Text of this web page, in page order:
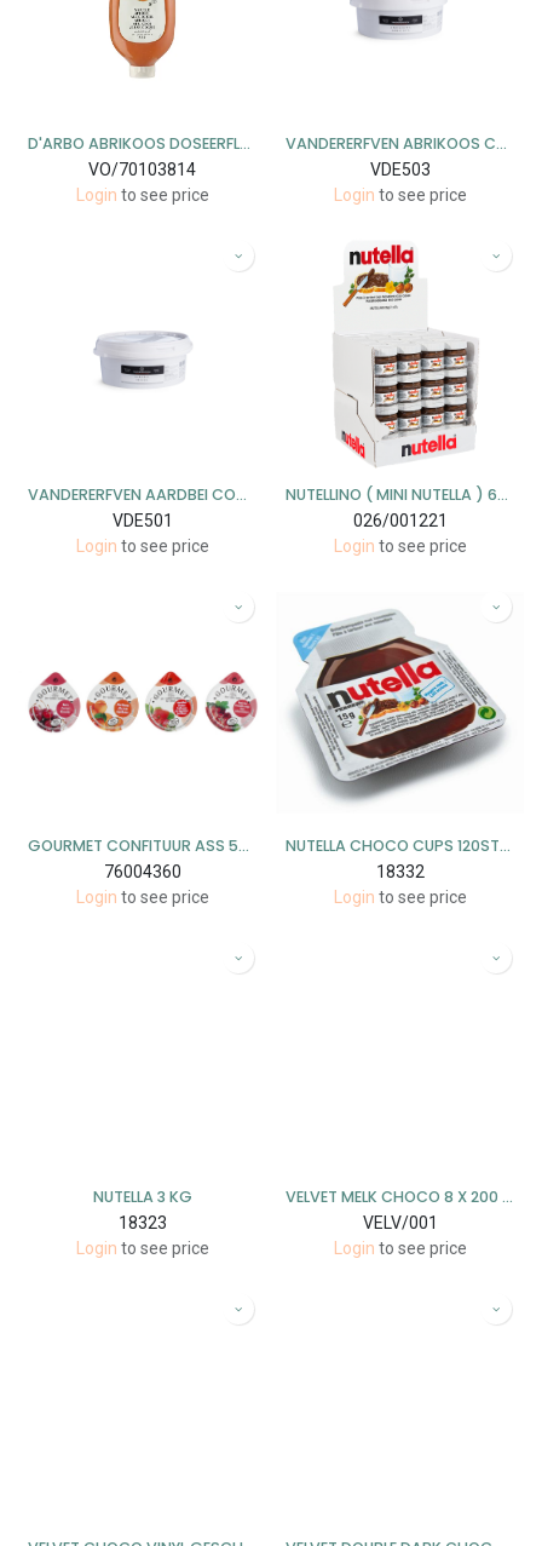
D'ARBO ABRIKOOS DOSEERFLES 6X900GR
VO/70103814
Login to see price
VANDERERFVEN ABRIKOOS CONFITUUR 3 KG (4)
VDE503
Login to see price
VANDERERFVEN AARDBEI CONFITUUR 3 KG (4)
VDE501
Login to see price
NUTELLINO ( MINI NUTELLA ) 64X25GR
026/001221
Login to see price
GOURMET CONFITUUR ASS 50% FRUIT 100X25 GR
76004360
Login to see price
NUTELLA CHOCO CUPS 120STX15GR
18332
Login to see price
NUTELLA 3 KG
18323
Login to see price
VELVET MELK CHOCO 8 X 200 GR
VELV/001
Login to see price